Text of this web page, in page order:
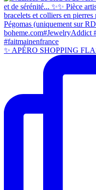
✨ APÉRO SHOPPING